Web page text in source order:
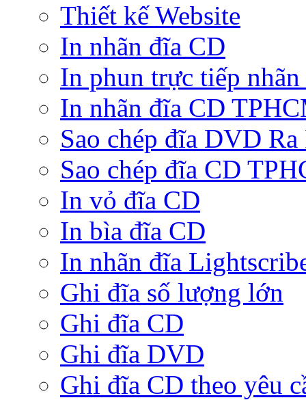
Thiết kế Website
In nhãn đĩa CD
In phun trực tiếp
In nhãn đĩa CD
Sao chép đĩa DVD
Sao chép đĩa CD
In vỏ đĩa CD
In bìa đĩa CD
In nhãn đĩa
Ghi đĩa số lượng lớn
Ghi đĩa CD
Ghi đĩa DVD
Ghi đĩa CD theo yêu